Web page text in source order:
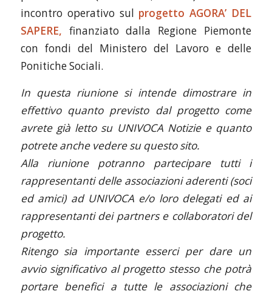
incontro operativo sul progetto AGORA’ DEL
SAPERE, finanziato dalla Regione Piemonte
con fondi del Ministero del Lavoro e delle
Ponitiche Sociali.
In questa riunione si intende dimostrare in
effettivo quanto previsto dal progetto come
avrete già letto su UNIVOCA Notizie e quanto
potrete anche vedere su questo sito.
Alla riunione potranno partecipare tutti i
rappresentanti delle associazioni aderenti (soci
ed amici) ad UNIVOCA e/o loro delegati ed ai
rappresentanti dei partners e collaboratori del
progetto.
Ritengo sia importante esserci per dare un
avvio significativo al progetto stesso che potrà
portare benefici a tutte le associazioni che